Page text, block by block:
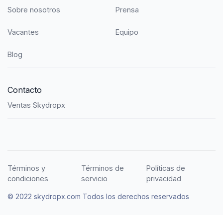
Sobre nosotros Prensa
Vacantes Equipo
Blog
Contacto
Ventas Skydropx
Términos y
condiciones
Términos de
servicio
Políticas de
privacidad
© 2022 skydropx.com Todos los derechos reservados